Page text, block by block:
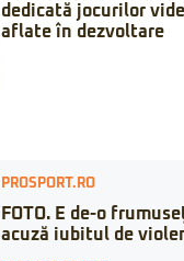
dedicată jocurilor
aflate în dezvoltare
PROSPORT.RO
FOTO. E de-o
acuză iubitul de